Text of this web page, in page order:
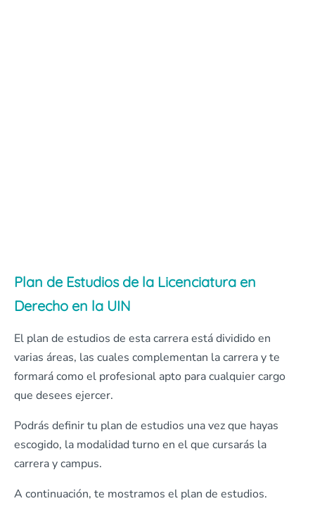
Plan de Estudios de la Licenciatura en
Derecho en la UIN
El plan de estudios de esta carrera está dividido en
varias áreas, las cuales complementan la carrera y te
formará como el profesional apto para cualquier cargo
que desees ejercer.
Podrás definir tu plan de estudios una vez que hayas
escogido, la modalidad turno en el que cursarás la
carrera y campus.
A continuación, te mostramos el plan de estudios.